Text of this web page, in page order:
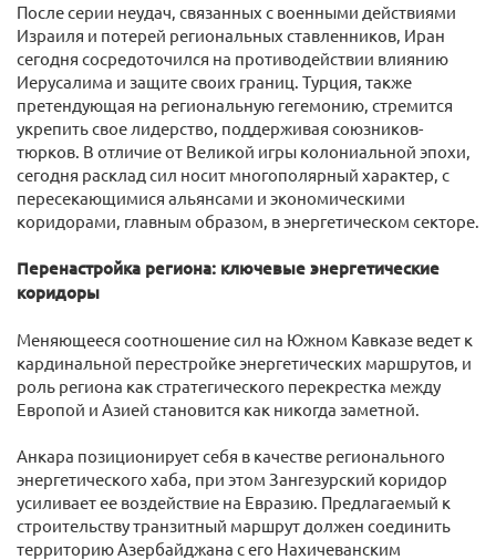
После серии неудач, связанных с военными действиями
Израиля и потерей региональных ставленников, Иран
сегодня сосредоточился на противодействии влиянию
Иерусалима и защите своих границ. Турция, также
претендующая на региональную гегемонию, стремится
укрепить свое лидерство, поддерживая союзников-
тюрков. В отличие от Великой игры колониальной эпохи,
сегодня расклад сил носит многополярный характер, с
пересекающимися альянсами и экономическими
коридорами, главным образом, в энергетическом секторе.
Перенастройка региона: ключевые энергетические
коридоры
Меняющееся соотношение сил на Южном Кавказе ведет к
кардинальной перестройке энергетических маршрутов, и
роль региона как стратегического перекрестка между
Европой и Азией становится как никогда заметной.
Анкара позиционирует себя в качестве регионального
энергетического хаба, при этом Зангезурский коридор
усиливает ее воздействие на Евразию. Предлагаемый к
строительству транзитный маршрут должен соединить
территорию Азербайджана с его Нахичеванским